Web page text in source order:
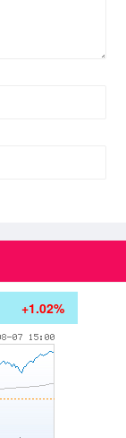
+1.02%